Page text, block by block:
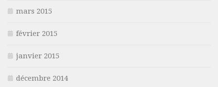
mars 2015
février 2015
janvier 2015
décembre 2014